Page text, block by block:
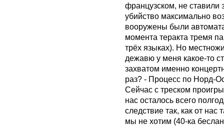
французском, не ставили
убийство максимально
вооружены были
момента теракта тремя
трёх языках). Но
дежавю у меня какое-то
захватом именно
раз? - Процесс по Норд-
Сейчас с треском
нас осталось всего
следствие так, как от
мы не хотим (40-ка